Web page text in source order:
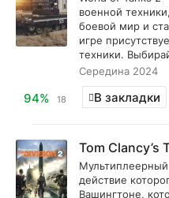
военной
боевой мир и
игре
техники.
Середина 2024
94% 18 В закладки
Tom Clancy’s
действие
Вашингтоне,